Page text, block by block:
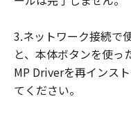
3.ネットワーク接続で
と、本体ボタンを使っ
MP Driverを再インス
てください。